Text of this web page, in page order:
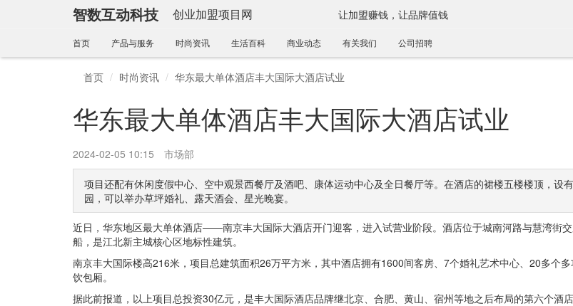
智数互动科技 创业加盟项目网 让加盟赚钱，让品牌值钱
首页 产品与服务 时尚资讯 生活百科 商业动态 有关我们 公司招聘
首页 时尚资讯 华东最大单体酒店丰大国际大酒店试业
华东最大单体酒店丰大国际大酒店试业
2024-02-05 10:15 市场部
项目还配有休闲度假中心、空中观景西餐厅及酒吧、康体运动中心及全日餐厅等。在酒店的裙楼五楼楼顶，设
园，可以举办草坪婚礼、露天酒会、星光晚宴。
近日，华东地区最大单体酒店——南京丰大国际大酒店开门迎客，进入试营业阶段。酒店位于城南河路与慧湾街
船，是江北新主城核心区地标性建筑。
南京丰大国际楼高216米，项目总建筑面积26万平方米，其中酒店拥有1600间客房、7个婚礼艺术中心、20多个
饮包厢。
据此前报道，以上项目总投资30亿元，是丰大国际酒店品牌继北京、合肥、黄山、宿州等地之后布局的第六个酒店